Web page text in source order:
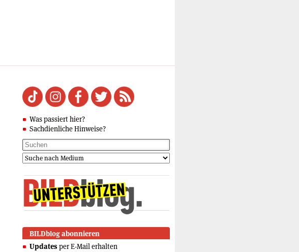
Was passiert hier?
Sachdienliche Hinweise?
BILDblog abonnieren
Updates per E-Mail erhalten